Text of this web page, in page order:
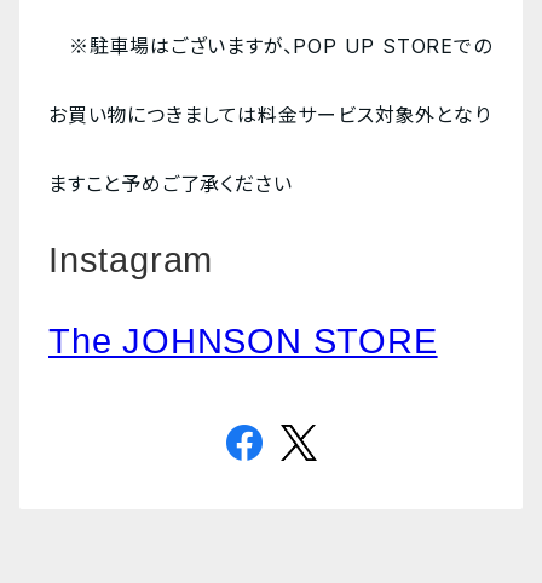
※駐車場はございますが、POP UP STOREでの
お買い物につきましては料金サービス対象外となり
ますこと予めご了承ください
Instagram
The JOHNSON STORE